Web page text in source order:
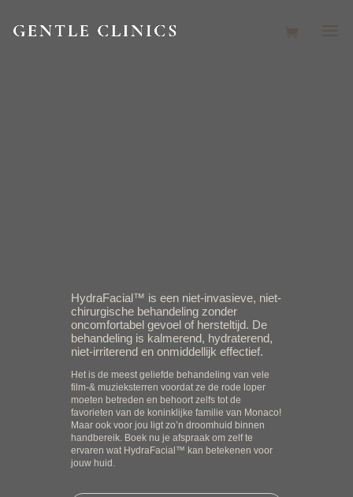
HydraFacial™ is een niet-invasieve, niet-
chirurgische behandeling zonder
oncomfortabel gevoel of hersteltijd. De
behandeling is kalmerend, hydraterend,
niet-irriterend en onmiddellijk effectief.
Het is de meest geliefde behandeling van vele
film-& muzieksterren voordat ze de rode loper
moeten betreden en behoort zelfs tot de
favorieten van de koninklijke familie van Monaco!
Maar ook voor jou ligt zo’n droomhuid binnen
handbereik. Boek nu je afspraak om zelf te
ervaren wat HydraFacial™ kan betekenen voor
jouw huid.